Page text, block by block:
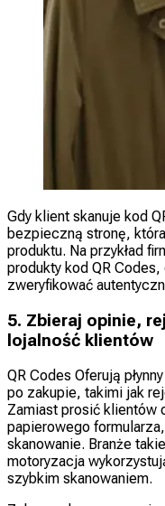
Gdy klient skanuje kod
bezpieczną stronę,
produktu. Na przykład
produkty kod QR
zweryfikować
5. Zbieraj opinie,
lojalność klientów
QR Codes Oferują
po zakupie, takimi jak
Zamiast prosić klientów
papierowego
skanowanie. Branże
motoryzacja
szybkim skanowaniem.